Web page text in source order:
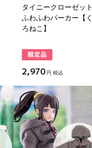
タイニークローゼット
ふわふわパーカー【く
ろねこ】
2,970 円 税込